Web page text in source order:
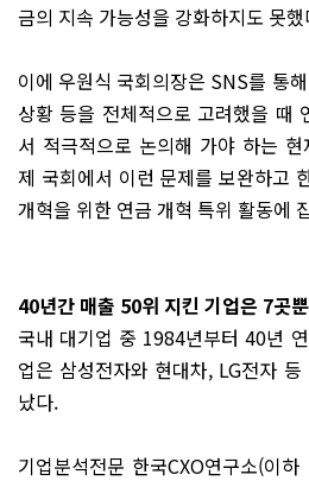
금의 지속 가능성을 강화하지도 못
이에 우원식 국회의장은 SNS를 통
상황 등을 전체적으로 고려했을 때
서 적극적으로 논의해 가야 하는
제 국회에서 이런 문제를 보완하고
개혁을 위한 연금 개혁 특위 활동에
40년간 매출 50위 지킨 기업은 7곳뿐
국내 대기업 중 1984년부터 40년
업은 삼성전자와 현대차, LG전자
났다.
기업분석전문 한국CXO연구소(이